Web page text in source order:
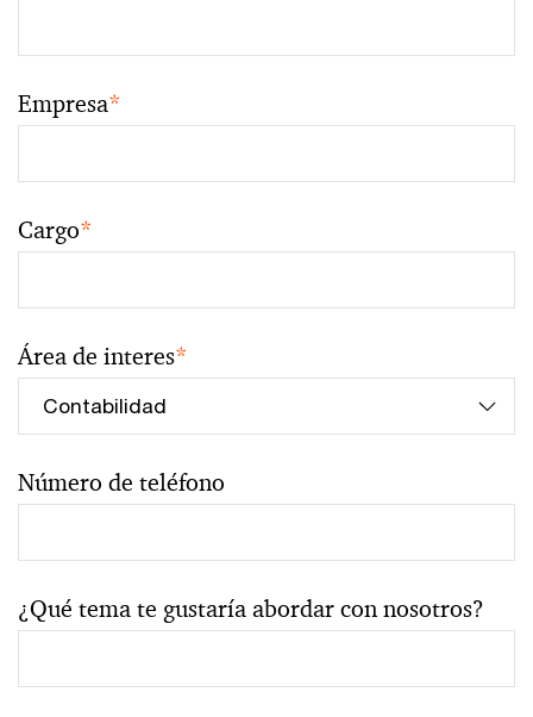
Empresa*
Cargo*
Área de interes*
Número de teléfono
¿Qué tema te gustaría abordar con nosotros?